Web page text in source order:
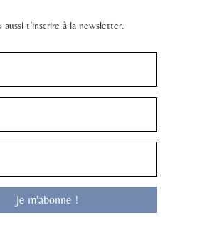
aussi t’inscrire à la newsletter.
Je m'abonne !